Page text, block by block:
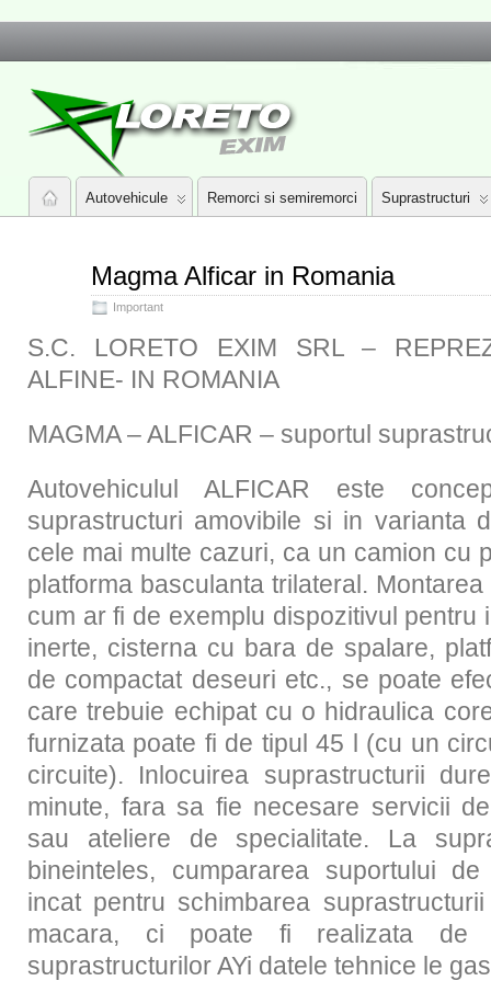
Autovehicule Remorci si semiremorci Suprastructuri
Magma Alficar in Romania
Important
S.C. LORETO EXIM SRL –
ALFINE- IN ROMANIA
MAGMA – ALFICAR – suportul
Autovehiculul ALFICAR este
suprastructuri amovibile si in varianta
cele mai multe cazuri, ca un camion cu
platforma basculanta trilateral.
cum ar fi de exemplu dispozitivul pentru
inerte, cisterna cu bara de spalare,
de compactat deseuri etc., se poate
care trebuie echipat cu o hidraulica
furnizata poate fi de tipul 45 l (cu un
circuite). Inlocuirea suprastructurii
minute, fara sa fie necesare servicii
sau ateliere de specialitate. La
bineinteles, cumpararea suportului
incat pentru schimbarea
macara, ci poate fi realizata de
suprastructurilor AYi datele tehnice le